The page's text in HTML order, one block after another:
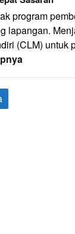
program
lapangan.
(CLM) untuk